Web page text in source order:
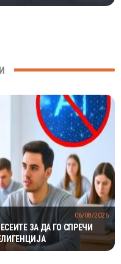
ЗА ДА ГО СПРЕЧИ
06/08/2026